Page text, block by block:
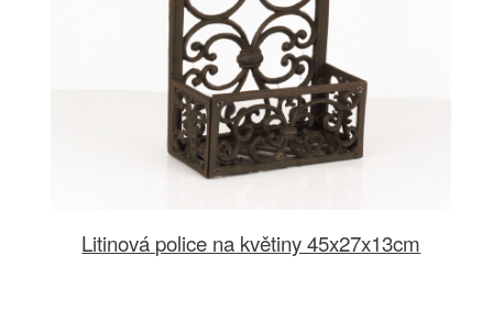
Litinová police na květiny 45x27x13cm